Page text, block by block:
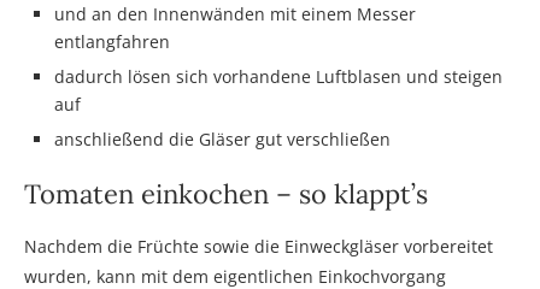
und an den Innenwänden mit einem Messer
entlangfahren
dadurch lösen sich vorhandene Luftblasen und steigen
auf
anschließend die Gläser gut verschließen
Tomaten einkochen – so klappt’s
Nachdem die Früchte sowie die Einweckgläser vorbereitet
wurden, kann mit dem eigentlichen Einkochvorgang